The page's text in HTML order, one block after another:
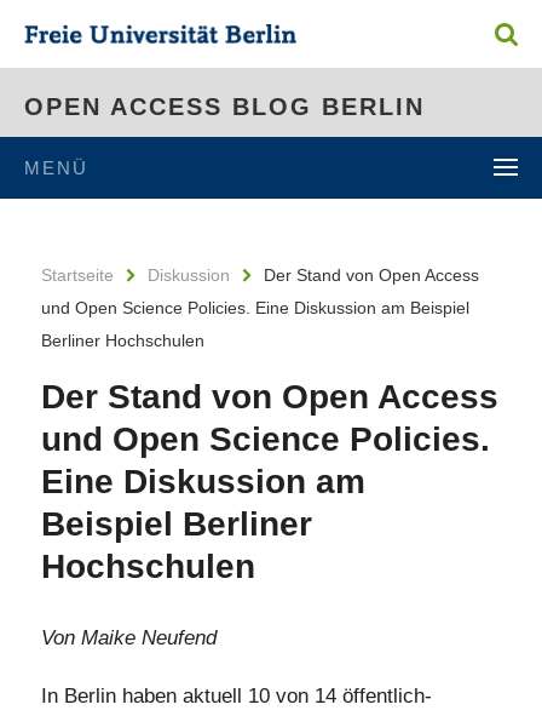
OPEN ACCESS BLOG BERLIN
MENÜ
Startseite Diskussion
Der Stand von Open Access
und Open Science Policies. Eine Diskussion am Beispiel
Berliner Hochschulen
Der Stand von Open Access
und Open Science Policies.
Eine Diskussion am
Beispiel Berliner
Hochschulen
Von Maike Neufend
In Berlin haben aktuell 10 von 14 öffentlich-